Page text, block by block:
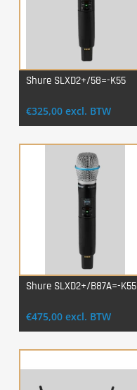
Shure SLXD2+/58=-K55
€325,00 excl. BTW
Shure SLXD2+/B87A=-K55
€475,00 excl. BTW